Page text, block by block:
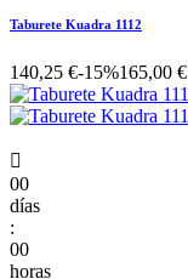
Taburete Kuadra 1112
140,25 €-15%165,00 €

00
días
:
00
horas